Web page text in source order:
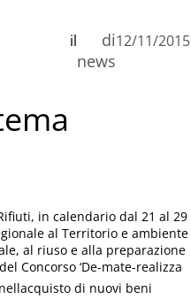
di
news
il 12/11/2015
in calendario dal 21 al 29
al Territorio e ambiente
al riuso e alla preparazione
Concorso ‘De-mate-realizza
di nuovi beni